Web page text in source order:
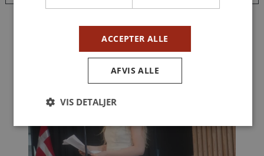
ACCEPTER ALLE
AFVIS ALLE
VIS DETALJER